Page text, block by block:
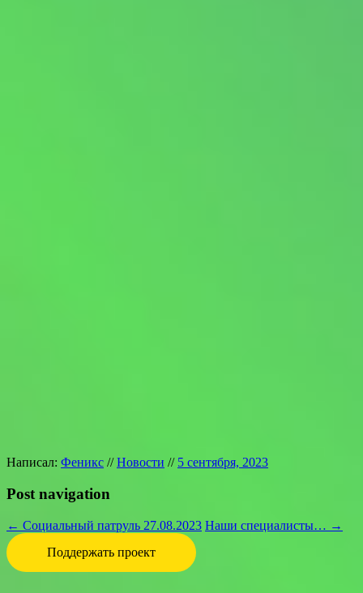
Написал: Феникс // Новости // 5 сентября, 2023
Post navigation
← Социальный патруль 27.08.2023 Наши специалисты… →
Поддержать проект